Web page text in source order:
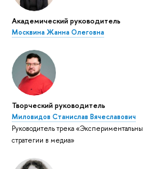
Академический руководитель
Москвина Жанна Олеговна
Творческий руководитель
Миловидов Станислав Вячеславович
Руководитель трека
стратегии в медиа»